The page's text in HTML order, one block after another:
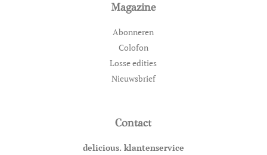
Magazine
Abonneren
Colofon
Losse edities
Nieuwsbrief
Contact
delicious. klantenservice